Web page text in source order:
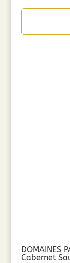
DOMAINES
Cabernet